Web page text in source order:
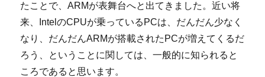
たことで、ARMが表舞台へと出てきました。近い将
来、IntelのCPUが乗っているPCは、だんだん少なく
なり、だんだんARMが搭載されたPCが増えてくるだ
ろう、ということに関しては、一般的に知られると
ころであると思います。